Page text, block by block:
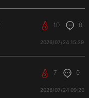
10 0
2026/07/24 15:29
7 0
2026/07/24 09:20